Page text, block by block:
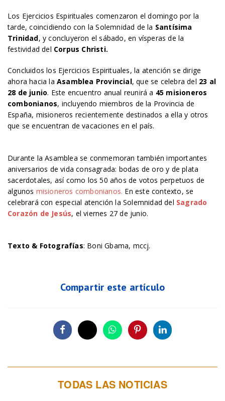
Los Ejercicios Espirituales comenzaron el domingo por la
tarde, coincidiendo con la Solemnidad de la Santísima
Trinidad, y concluyeron el sábado, en vísperas de la
festividad del Corpus Christi.
Concluidos los Ejercicios Espirituales, la atención se dirige
ahora hacia la Asamblea Provincial, que se celebra del 23 al
28 de junio. Este encuentro anual reunirá a 45 misioneros
combonianos, incluyendo miembros de la Provincia de
España, misioneros recientemente destinados a ella y otros
que se encuentran de vacaciones en el país.
Durante la Asamblea se conmemoran también importantes
aniversarios de vida consagrada: bodas de oro y de plata
sacerdotales, así como los 50 años de votos perpetuos de
algunos misioneros combonianos. En este contexto, se
celebrará con especial atención la Solemnidad del Sagrado
Corazón de Jesús, el viernes 27 de junio.
Texto & Fotografías: Boni Gbama, mccj.
Compartir este artículo
TODAS LAS NOTICIAS